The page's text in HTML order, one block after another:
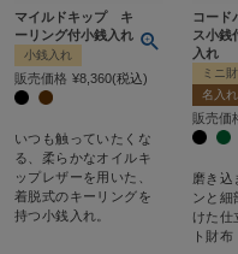
マイルドキップ キ
ーリング付小銭入れ
小銭入れ
販売価格 ¥8,360 税込
いつも触っていたくな
る、柔らかなオイルキ
ップレザーを用いた、
着脱式のキーリングを
持つ小銭入れ。
コード
ス小銭
入れ
ミニ
名入
販売価
磨き込
ンと細
けた仕
ト財布